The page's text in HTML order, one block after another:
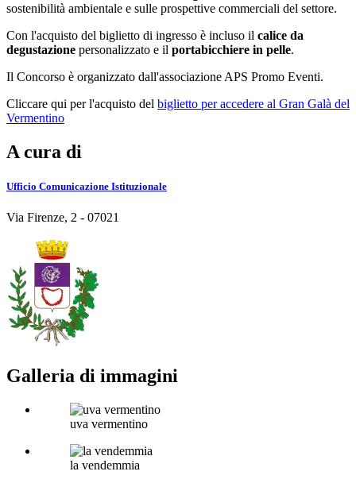
sostenibilità ambientale e sulle prospettive commerciali del settore.
Con l'acquisto del biglietto di ingresso è incluso il calice da
degustazione personalizzato e il portabicchiere in pelle.
Il Concorso è organizzato dall'associazione APS Promo Eventi.
Cliccare qui per l'acquisto del biglietto per accedere al Gran Galà del
Vermentino
A cura di
Ufficio Comunicazione Istituzionale
Via Firenze, 2 - 07021
Galleria di immagini
uva vermentino
la vendemmia